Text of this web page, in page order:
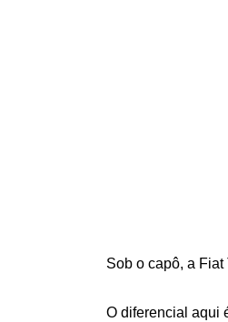
Sob o capô, a
O diferencial aqui